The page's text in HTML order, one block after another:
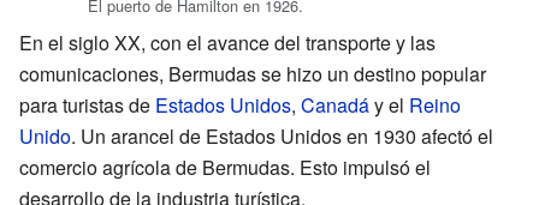
El puerto de Hamilton en 1926.
En el siglo XX, con el avance del transporte y las
comunicaciones, Bermudas se hizo un destino popular
para turistas de Estados Unidos, Canadáy el Reino
Unido. Un arancel de Estados Unidos en 1930 afectó el
comercio agrícola de Bermudas. Esto impulsó el
desarrollo de la industria turística.